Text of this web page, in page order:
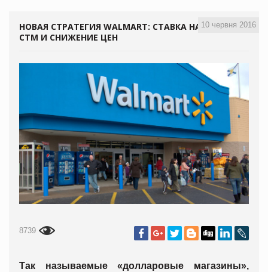
10 червня 2016
НОВАЯ СТРАТЕГИЯ WALMART: СТАВКА НА
СТМ И СНИЖЕНИЕ ЦЕН
8739
Так называемые «долларовые магазины»,